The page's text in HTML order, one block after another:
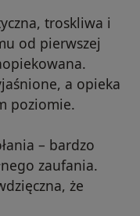
troskliwa i
od pierwszej
a opieka
poziomie.
– bardzo
zaufania.
że